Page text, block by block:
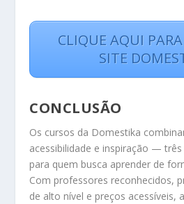
CLIQUE AQUI
SITE
CONCLUSÃO
Os cursos da Domestika
acessibilidade e inspiração —
para quem busca aprender de
Com professores reconhecidos,
de alto nível e preços acessíveis,